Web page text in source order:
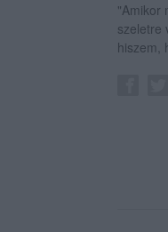
"Amikor
szeletre
hiszem,